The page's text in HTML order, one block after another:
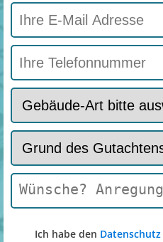
Ich habe den Datenschutz